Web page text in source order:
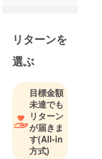
いものが開
発できるよ
うに販路を
り、ユー
ザーにはモ
ノの新しさ
と楽しさを
通してより
豊かで個性
リターンを
選ぶ
目標金額
未達でも
リターン
が届きま
す(All-in
方式)